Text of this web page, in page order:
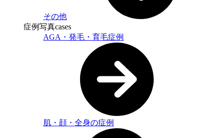
その他
症例写真cases
AGA・発毛・育毛症例
肌・顔・全身の症例